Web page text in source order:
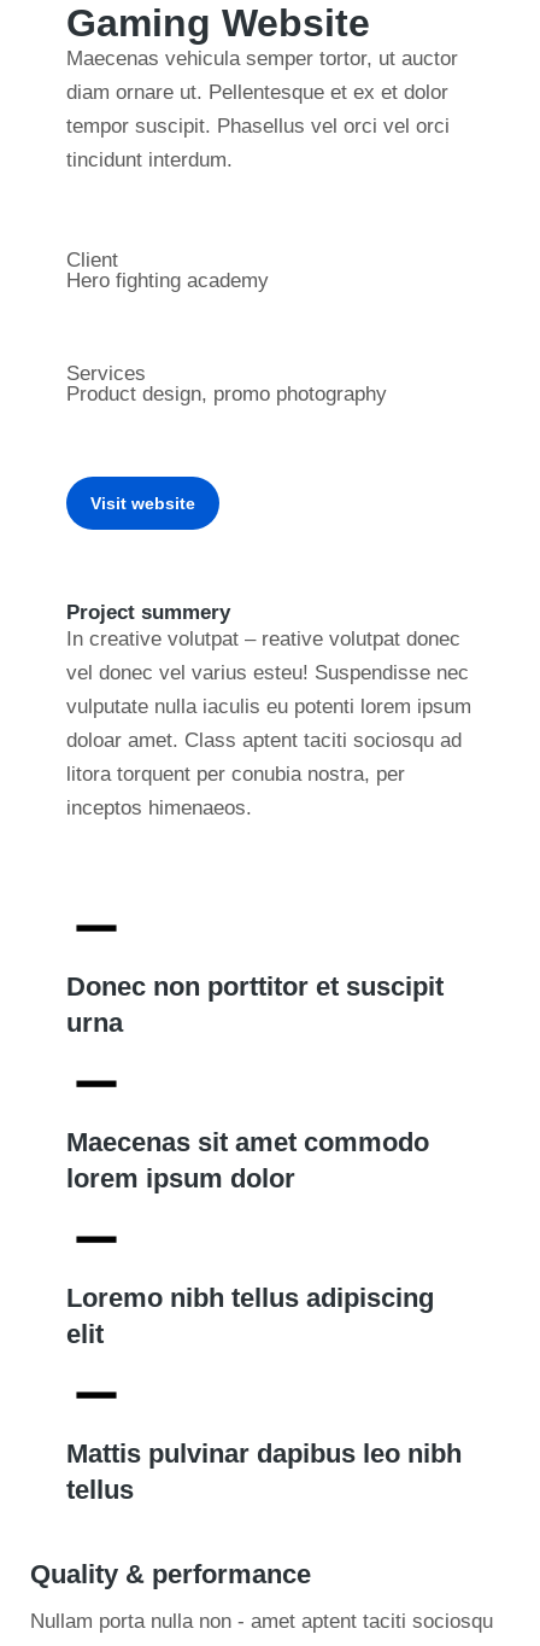
Gaming Website
Maecenas vehicula semper tortor, ut auctor
diam ornare ut. Pellentesque et ex et dolor
tempor suscipit. Phasellus vel orci vel orci
tincidunt interdum.
Client
Hero fighting academy
Services
Product design, promo photography
Visit website
Project summery
In creative volutpat – reative volutpat donec
vel donec vel varius esteu! Suspendisse nec
vulputate nulla iaculis eu potenti lorem ipsum
doloar amet. Class aptent taciti sociosqu ad
litora torquent per conubia nostra, per
inceptos himenaeos.
Donec non porttitor et suscipit
urna
Maecenas sit amet commodo
lorem ipsum dolor
Loremo nibh tellus adipiscing
elit
Mattis pulvinar dapibus leo nibh
tellus
Quality & performance
Nullam porta nulla non - amet aptent taciti sociosqu